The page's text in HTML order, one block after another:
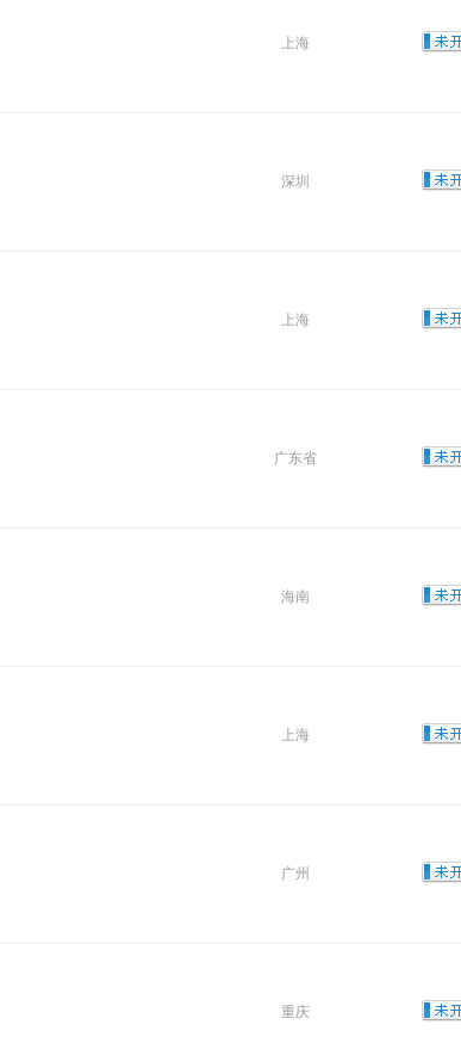
上海
深圳
上海
广东省
海南
上海
广州
重庆